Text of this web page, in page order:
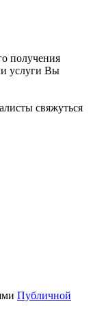
получения
услуги Вы
свяжуться
Публичной